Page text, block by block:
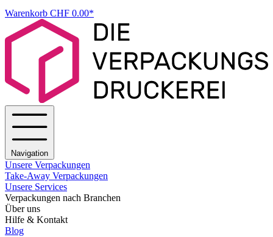
Warenkorb CHF 0.00*
Navigation
Unsere Verpackungen
Take-Away Verpackungen
Unsere Services
Verpackungen nach Branchen
Über uns
Hilfe & Kontakt
Blog